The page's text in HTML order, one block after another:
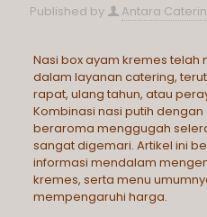
Published by Antara
Nasi box ayam kremes telah
dalam layanan catering,
rapat, ulang tahun, atau
Kombinasi nasi putih
beraroma menggugah
sangat digemari. Artikel ini
informasi mendalam
kremes, serta menu
mempengaruhi harga.